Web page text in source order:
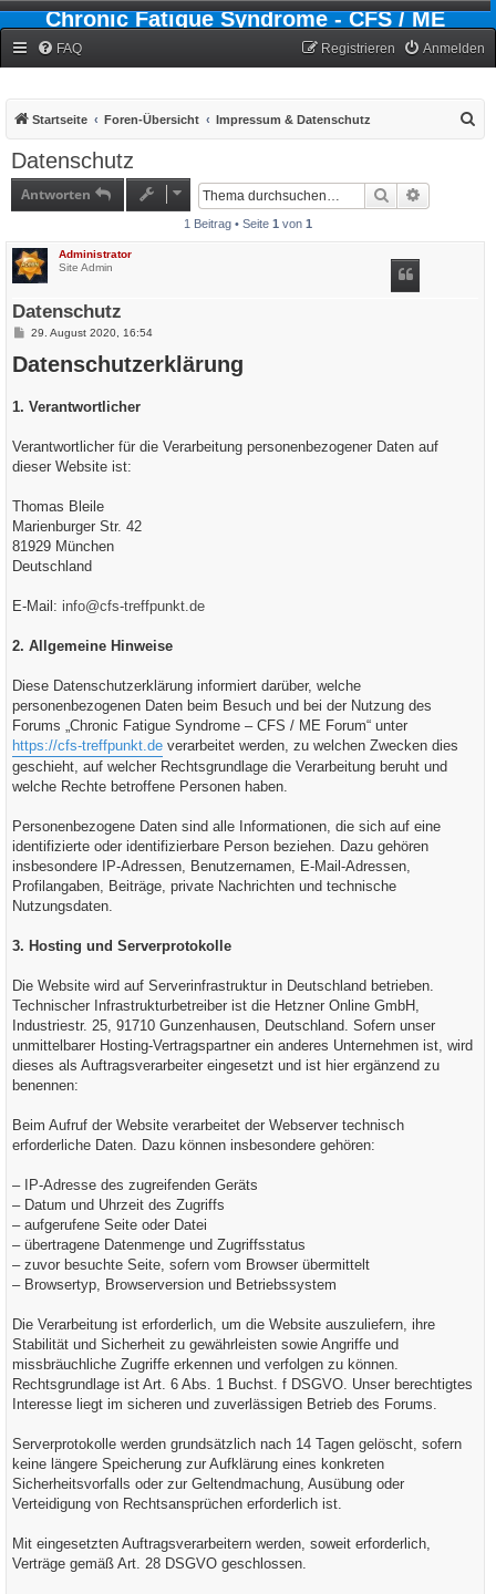
Chronic Fatigue Syndrome - CFS / ME
FAQ Anmelden
Registrieren
Startseite Foren-Übersicht Impressum & Datenschutz
Datenschutz
Antworten Suche
1 Beitrag • Seite 1 von 1
Administrator
Site Admin
Datenschutz
B
i
t
g
29. August 2020, 16:54
Datenschutzerklärung
1. Verantwortlicher
Verantwortlicher für die Verarbeitung personenbezogener Daten auf
dieser Website ist:
Thomas Bleile
Marienburger Str. 42
81929 München
Deutschland
E-Mail: info@cfs-treffpunkt.de
2. Allgemeine Hinweise
Diese Datenschutzerklärung informiert darüber, welche
personenbezogenen Daten beim Besuch und bei der Nutzung des
Forums „Chronic Fatigue Syndrome – CFS / ME Forum“ unter
https://cfs-treffpunkt.de verarbeitet werden, zu welchen Zwecken dies
geschieht, auf welcher Rechtsgrundlage die Verarbeitung beruht und
welche Rechte betroffene Personen haben.
Personenbezogene Daten sind alle Informationen, die sich auf eine
identifizierte oder identifizierbare Person beziehen. Dazu gehören
insbesondere IP-Adressen, Benutzernamen, E-Mail-Adressen,
Profilangaben, Beiträge, private Nachrichten und technische
Nutzungsdaten.
3. Hosting und Serverprotokolle
Die Website wird auf Serverinfrastruktur in Deutschland betrieben.
Technischer Infrastrukturbetreiber ist die Hetzner Online GmbH,
Industriestr. 25, 91710 Gunzenhausen, Deutschland. Sofern unser
unmittelbarer Hosting-Vertragspartner ein anderes Unternehmen ist, wird
dieses als Auftragsverarbeiter eingesetzt und ist hier ergänzend zu
benennen:
Beim Aufruf der Website verarbeitet der Webserver technisch
erforderliche Daten. Dazu können insbesondere gehören:
– IP-Adresse des zugreifenden Geräts
– Datum und Uhrzeit des Zugriffs
– aufgerufene Seite oder Datei
– übertragene Datenmenge und Zugriffsstatus
– zuvor besuchte Seite, sofern vom Browser übermittelt
– Browsertyp, Browserversion und Betriebssystem
Die Verarbeitung ist erforderlich, um die Website auszuliefern, ihre
Stabilität und Sicherheit zu gewährleisten sowie Angriffe und
missbräuchliche Zugriffe erkennen und verfolgen zu können.
Rechtsgrundlage ist Art. 6 Abs. 1 Buchst. f DSGVO. Unser berechtigtes
Interesse liegt im sicheren und zuverlässigen Betrieb des Forums.
Serverprotokolle werden grundsätzlich nach 14 Tagen gelöscht, sofern
keine längere Speicherung zur Aufklärung eines konkreten
Sicherheitsvorfalls oder zur Geltendmachung, Ausübung oder
Verteidigung von Rechtsansprüchen erforderlich ist.
Mit eingesetzten Auftragsverarbeitern werden, soweit erforderlich,
Verträge gemäß Art. 28 DSGVO geschlossen.